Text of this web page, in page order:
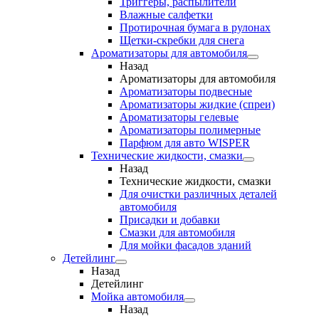
Влажные салфетки
Протирочная бумага в рулонах
Щетки-скребки для снега
Ароматизаторы для автомобиля
Назад
Ароматизаторы для автомобиля
Ароматизаторы подвесные
Ароматизаторы жидкие (спреи)
Ароматизаторы гелевые
Ароматизаторы полимерные
Парфюм для авто WISPER
Технические жидкости, смазки
Назад
Технические жидкости, смазки
Для очистки различных деталей
автомобиля
Присадки и добавки
Смазки для автомобиля
Для мойки фасадов зданий
Детейлинг
Назад
Детейлинг
Мойка автомобиля
Назад